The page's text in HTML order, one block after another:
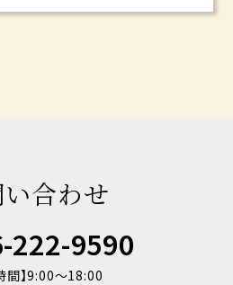
合わせ
222-9590
間】9:00〜18:00